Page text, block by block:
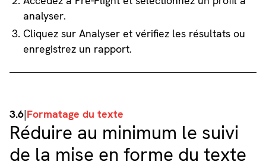
analyser.
Cliquez sur Analyser et vérifiez les résultats ou
enregistrez un rapport.
3.6|Formatage du texte
Réduire au minimum le suivi
de la mise en forme du texte